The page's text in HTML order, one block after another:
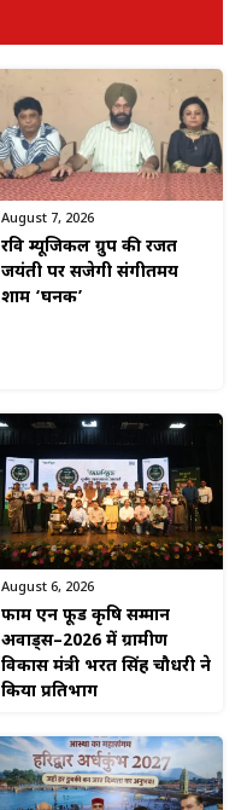
August 7, 2026
रवि म्यूजिकल ग्रुप की रजत
जयंती पर सजेगी संगीतमय
शाम ‘घनक’
August 6, 2026
फार्म एन फूड कृषि सम्मान
अवार्ड्स–2026 में ग्रामीण
विकास मंत्री भरत सिंह चौधरी ने
किया प्रतिभाग